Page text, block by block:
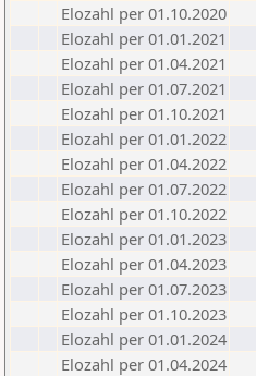
Elozahl per 01.10.2020
Elozahl per 01.01.2021
Elozahl per 01.04.2021
Elozahl per 01.07.2021
Elozahl per 01.10.2021
Elozahl per 01.01.2022
Elozahl per 01.04.2022
Elozahl per 01.07.2022
Elozahl per 01.10.2022
Elozahl per 01.01.2023
Elozahl per 01.04.2023
Elozahl per 01.07.2023
Elozahl per 01.10.2023
Elozahl per 01.01.2024
Elozahl per 01.04.2024